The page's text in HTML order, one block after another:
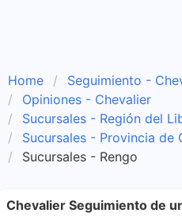
Home
Seguimiento -
Opiniones - Chevalier
Sucursales - Región del
Sucursales - Provincia de
Sucursales - Rengo
Chevalier Seguimiento de